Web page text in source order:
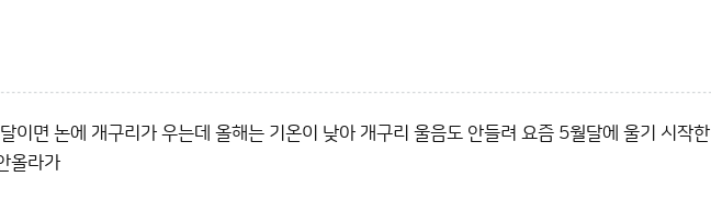
이면 논에 개구리가 우는데 올해는 기온이 낮아 개구리 울음도 안들려 요즘 5월달에 울기 시작
올라가